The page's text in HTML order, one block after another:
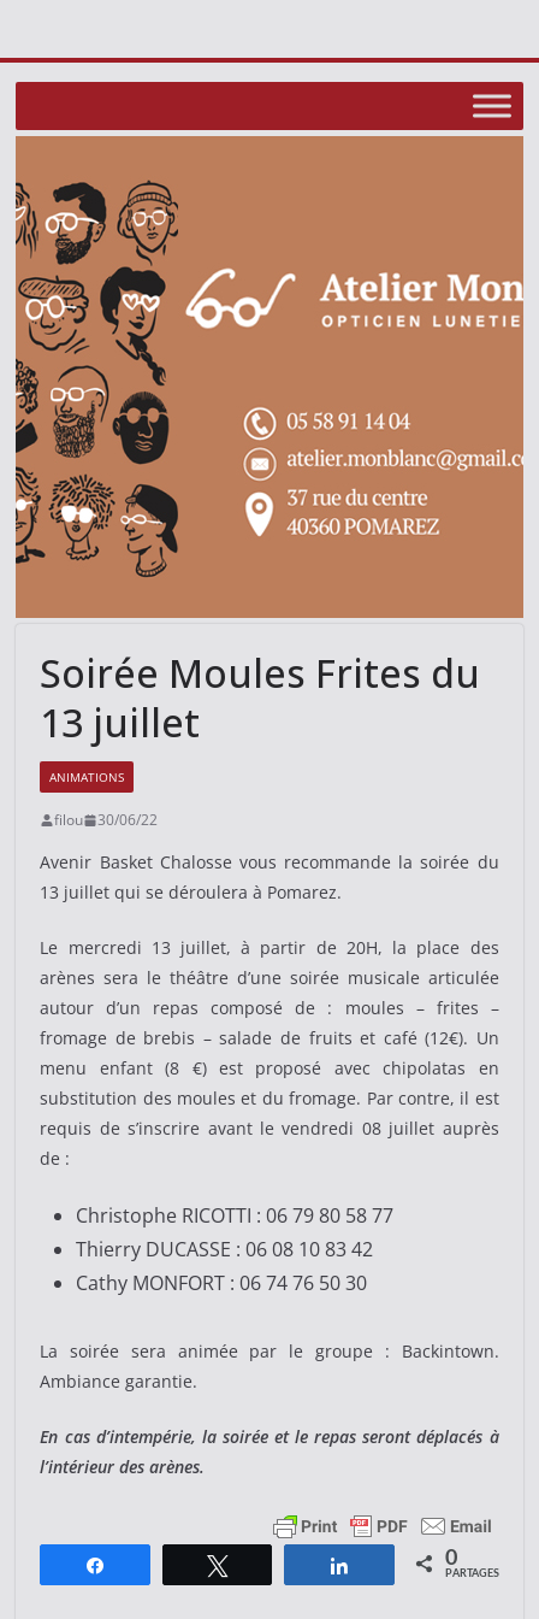
Soirée Moules Frites du
13 juillet
ANIMATIONS
filou 30/06/22
Avenir Basket Chalosse vous recommande la soirée du
13 juillet qui se déroulera à Pomarez.
Le mercredi 13 juillet, à partir de 20H, la place des
arènes sera le théâtre d’une soirée musicale articulée
autour d’un repas composé de : moules – frites –
fromage de brebis – salade de fruits et café (12€). Un
menu enfant (8 €) est proposé avec chipolatas en
substitution des moules et du fromage. Par contre, il est
requis de s’inscrire avant le vendredi 08 juillet auprès
de :
Christophe RICOTTI : 06 79 80 58 77
Thierry DUCASSE : 06 08 10 83 42
Cathy MONFORT : 06 74 76 50 30
La soirée sera animée par le groupe : Backintown.
Ambiance garantie.
En cas d’intempérie, la soirée et le repas seront déplacés à
l’intérieur des arènes.
Partagez 0
PARTAGES